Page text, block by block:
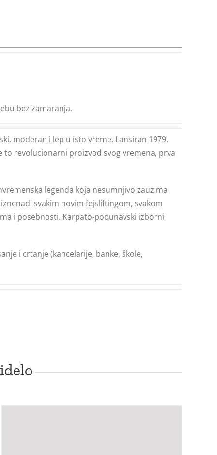
bez zamaranja.
moderan i lep u isto vreme. Lansiran 1979.
revolucionarni proizvod svog vremena, prva
legenda koja nesumnjivo zauzima
svakim novim fejsliftingom, svakom
i posebnosti. Karpato-podunavski izborni
i crtanje (kancelarije, banke, škole,